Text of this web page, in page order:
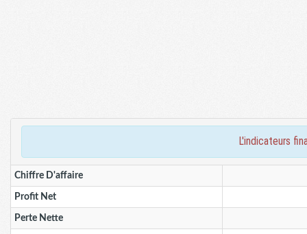
l'indicateurs
Chiffre D'affaire
Profit Net
Perte Nette